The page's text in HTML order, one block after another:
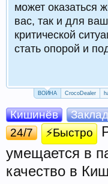
может оказаться
вас, так и для
критической
стать опорой и
ВОЙНА CrocoDealer
Кишинёв
24/7
⚡Быстро
умещается в
качество в